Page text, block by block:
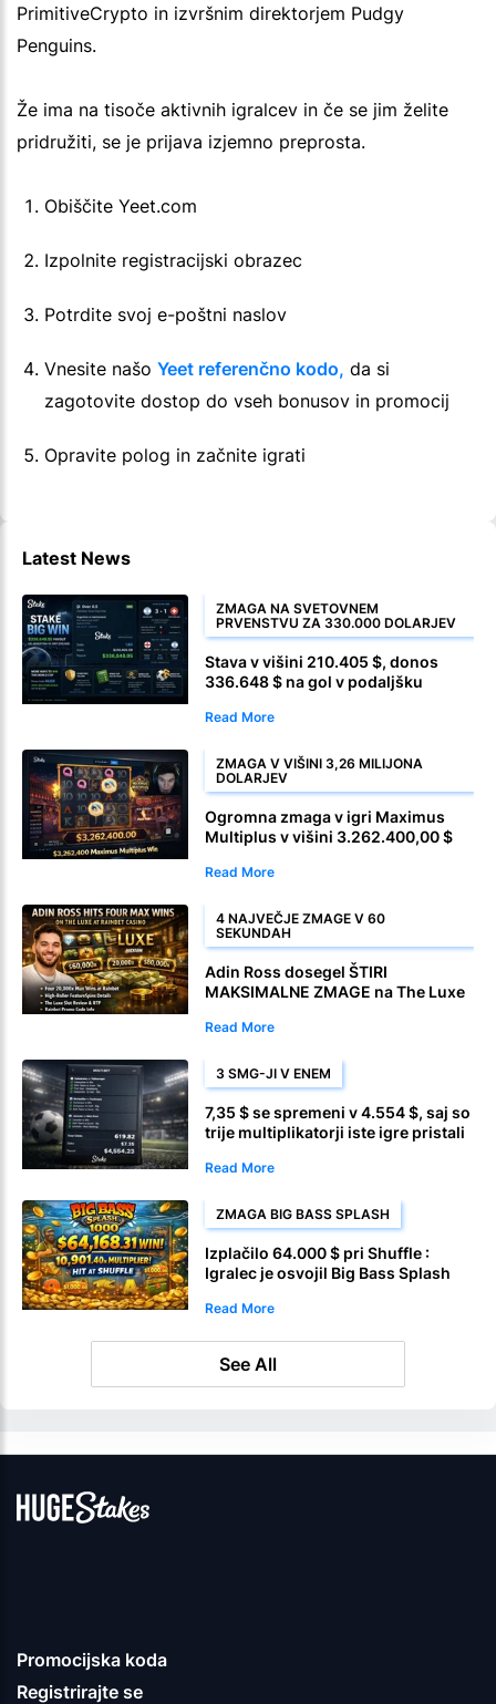
PrimitiveCrypto in izvršnim direktorjem Pudgy
Penguins.
Že ima na tisoče aktivnih igralcev in če se jim želite
pridružiti, se je prijava izjemno preprosta.
Obiščite Yeet.com
Izpolnite registracijski obrazec
Potrdite svoj e-poštni naslov
Vnesite našo Yeet referenčno kodo, da si
zagotovite dostop do vseh bonusov in promocij
Opravite polog in začnite igrati
Latest News
ZMAGA NA SVETOVNEM
PRVENSTVU ZA 330.000 DOLARJEV
Stava v višini 210.405 $, donos
336.648 $ na gol v podaljšku
Read More
ZMAGA V VIŠINI 3,26 MILIJONA
DOLARJEV
Ogromna zmaga v igri Maximus
Multiplus v višini 3.262.400,00 $
Read More
4 NAJVEČJE ZMAGE V 60
SEKUNDAH
Adin Ross dosegel ŠTIRI
MAKSIMALNE ZMAGE na The Luxe
Read More
3 SMG-JI V ENEM
7,35 $ se spremeni v 4.554 $, saj so
trije multiplikatorji iste igre pristali
Read More
ZMAGA BIG BASS SPLASH
Izplačilo 64.000 $ pri Shuffle :
Igralec je osvojil Big Bass Splash
Read More
See All
Promocijska koda
Registrirajte se